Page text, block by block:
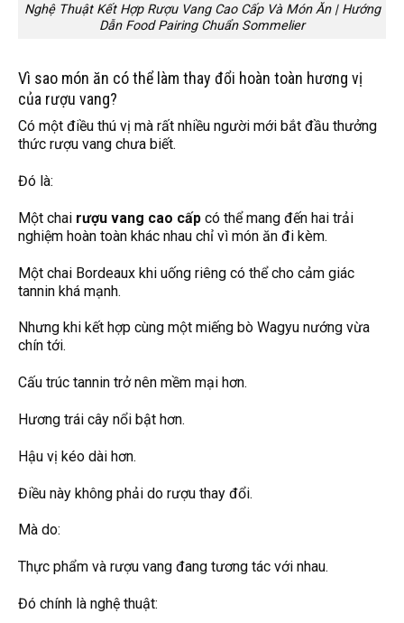
Nghệ Thuật Kết Hợp Rượu Vang Cao Cấp Và Món Ăn | Hướng
Dẫn Food Pairing Chuẩn Sommelier
Vì sao món ăn có thể làm thay đổi hoàn toàn hương vị
của rượu vang?
Có một điều thú vị mà rất nhiều người mới bắt đầu thưởng
thức rượu vang chưa biết.
Đó là:
Một chai rượu vang cao cấp có thể mang đến hai trải
nghiệm hoàn toàn khác nhau chỉ vì món ăn đi kèm.
Một chai Bordeaux khi uống riêng có thể cho cảm giác
tannin khá mạnh.
Nhưng khi kết hợp cùng một miếng bò Wagyu nướng vừa
chín tới.
Cấu trúc tannin trở nên mềm mại hơn.
Hương trái cây nổi bật hơn.
Hậu vị kéo dài hơn.
Điều này không phải do rượu thay đổi.
Mà do:
Thực phẩm và rượu vang đang tương tác với nhau.
Đó chính là nghệ thuật: